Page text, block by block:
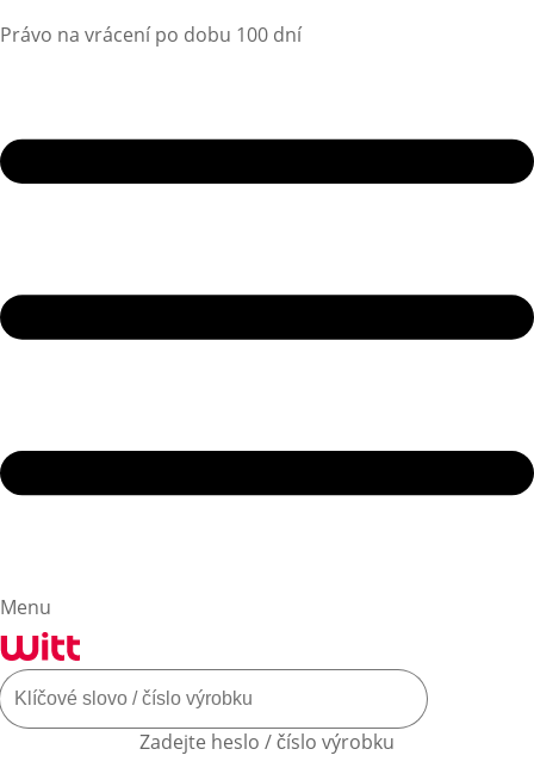
Právo na vrácení po dobu 100 dní
Menu
Zadejte heslo / číslo výrobku